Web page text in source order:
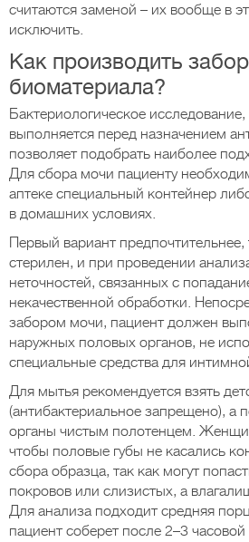
считаются заменой – их вообще в
исключить.
Как производить забор
биоматериала?
Бактериологическое
выполняется перед назначением
позволяет подобрать наиболее
Для сбора мочи пациенту
аптеке специальный контейнер
в домашних условиях.
Первый вариант предпочтительнее,
стерилен, и при проведении
неточностей, связанных с
некачественной обработки.
забором мочи, пациент должен
наружных половых органов, не
специальные средства для
Для мытья рекомендуется взять
(антибактериальное запрещено), а
органы чистым полотенцем.
чтобы половые губы не касались
сбора образца, так как могут
покровов или слизистых, а
Для анализа подходит средняя
пациент соберет после 2–3